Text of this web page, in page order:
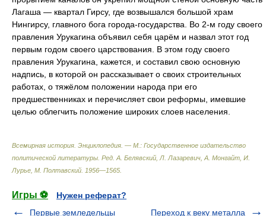
Лагаша — квартал Гирсу, где возвышался большой храм
Нингирсу, главного бога города-государства. Во 2-м году своего
правления Урукагина объявил себя царём и назвал этот год
первым годом своего царствования. В этом году своего
правления Урукагина, кажется, и составил свою основную
надпись, в которой он рассказывает о своих строительных
работах, о тяжёлом положении народа при его
предшественниках и перечисляет свои реформы, имевшие
целью облегчить положение широких слоев населения.
Всемирная история. Энциклопедия. — М.: Государственное издательство
политической литературы Ред. А. Белявский, Л. Лазаревич, А. Монгайт, И.
Лурье, М. Полтавский 1956—1565
Игры ⚽
Нужен реферат?
Первые земледельцы
Переход к веку металла